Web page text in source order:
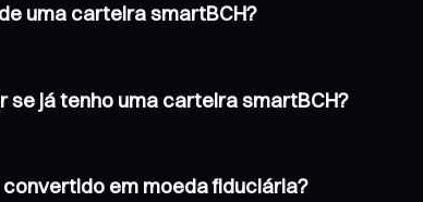
uma carteira smartBCH?
se já tenho uma carteira smartBCH?
em moeda fiduciária?